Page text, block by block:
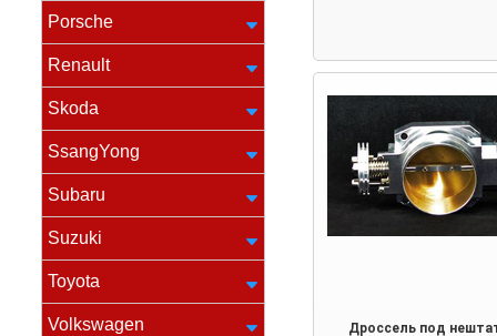
Porsche
Renault
Skoda
SsangYong
Subaru
Suzuki
Toyota
Volkswagen
Дроссель под